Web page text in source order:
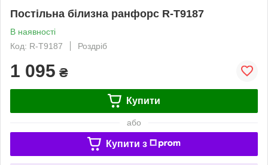
Постільна білизна ранфорс R-T9187
В наявності
Код: R-T9187
Роздріб
1 095 ₴
Купити
або
Купити з